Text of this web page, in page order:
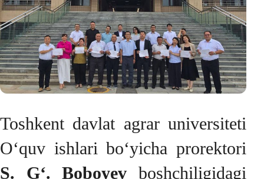
Toshkent davlat agrar universiteti
O‘quv ishlari bo‘yicha prorektori
S. G‘. Boboyev boshchiligidagi